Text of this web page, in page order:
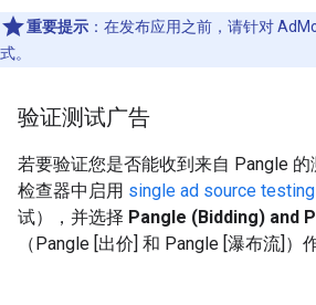
重要提示 ： 在发布应用之前，请针对
式。
验证测试广告
若要验证您是否能收到来自 Pangle
检查器中启用 single ad source testing
试），并选择 Pangle (Bidding) and
（Pangle [出价] 和 Pangle [瀑布流]）